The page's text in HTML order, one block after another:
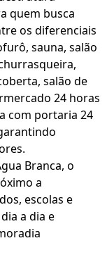
quem busca
os diferenciais
sauna, salão
salão de
24 horas
com portaria 24
Branca, o
a
escolas e
a dia e